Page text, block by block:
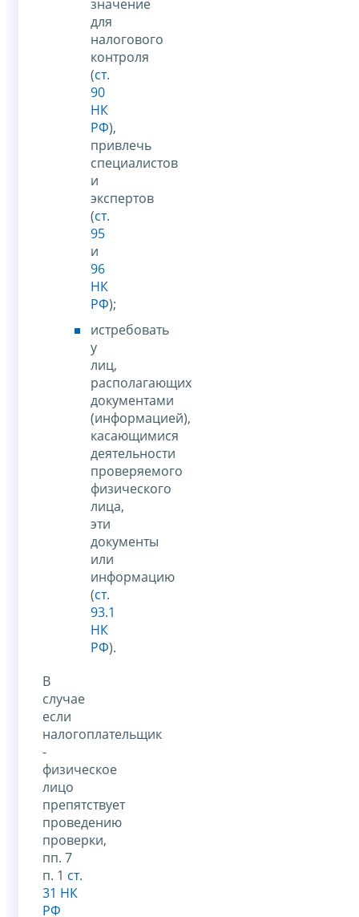
значение
для
налогового
контроля
(ст.
90
НК
РФ),
привлечь
специалистов
и
экспертов
(ст.
95
и
96
НК
РФ);
истребовать
у
лиц,
располагающих
документами
(информацией),
касающимися
деятельности
проверяемого
физического
лица,
эти
документы
или
информацию
(ст.
93.1
НК
РФ).
В
случае
если
налогоплательщик
-
физическое
лицо
препятствует
проведению
проверки,
пп. 7
п. 1 ст.
31 НК
РФ